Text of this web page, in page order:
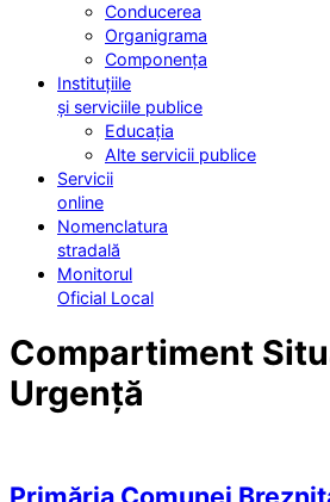
Conducerea
Organigrama
Componența
Instituțiile
și serviciile publice
Educația
Alte servicii publice
Servicii
online
Nomenclatura
stradală
Monitorul
Oficial Local
Compartiment
Urgență